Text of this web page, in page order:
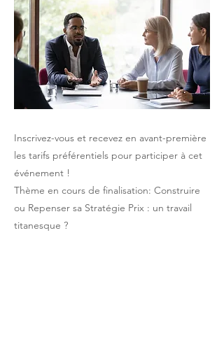
Inscrivez-vous et recevez en avant-première
les tarifs préférentiels pour participer à cet
événement !
Thème en cours de finalisation: Construire
ou Repenser sa Stratégie Prix : un travail
titanesque ?